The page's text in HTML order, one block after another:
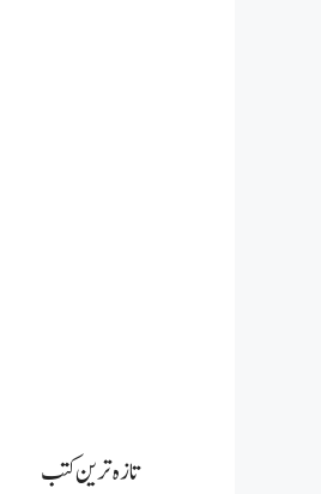
تازہ ترین کتب